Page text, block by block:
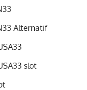
Alternatif
slot